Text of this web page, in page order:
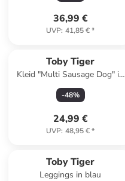
36,99 €
UVP: 41,85 €*
Toby Tiger
Kleid "Multi Sausage Dog" in
Grün
-48%
24,99 €
UVP: 48,95 €*
Toby Tiger
Leggings in blau